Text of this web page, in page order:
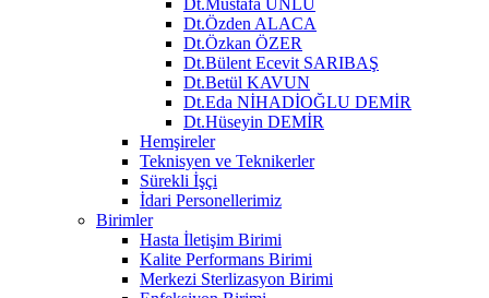
Dt.Özden ALACA
Dt.Özkan ÖZER
Dt.Bülent Ecevit SARIBAŞ
Dt.Betül KAVUN
Dt.Eda NİHADİOĞLU DEMİR
Dt.Hüseyin DEMİR
Hemşireler
Teknisyen ve Teknikerler
Sürekli İşçi
İdari Personellerimiz
Birimler
Hasta İletişim Birimi
Kalite Performans Birimi
Merkezi Sterlizasyon Birimi